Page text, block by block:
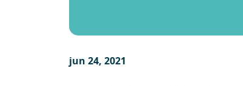
jun 24, 2021